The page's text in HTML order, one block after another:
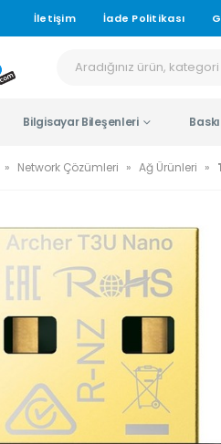
İletişim İade Politikası
Bilgisayar Bileşenleri
» Network Çözümleri » Ağ Ürünleri »